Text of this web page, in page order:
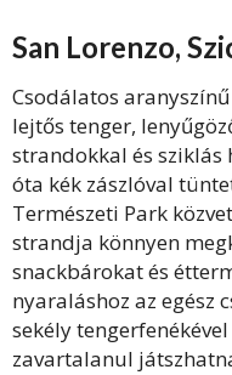
San Lorenzo,
Csodálatos
lejtős tenger,
strandokkal és sziklás
óta kék zászlóval
Természeti Park
strandja könnyen
snackbárokat és
nyaraláshoz az egész
sekély
zavartalanul